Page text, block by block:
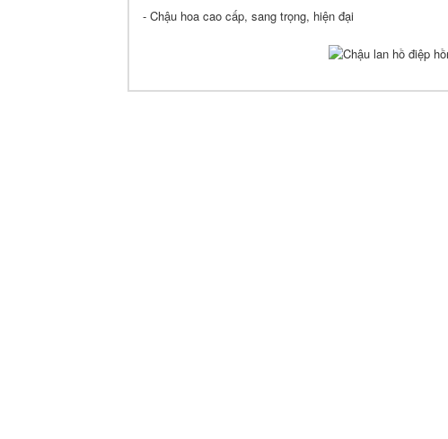
- Chậu hoa cao cấp, sang trọng, hiện đại